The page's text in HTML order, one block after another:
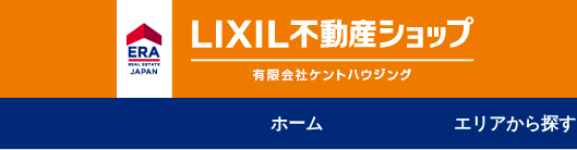
ホーム エリアから探す